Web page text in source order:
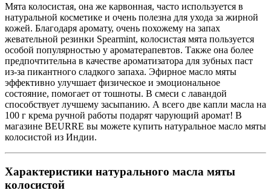
Мята колосистая, она же карвонная, часто используется в
натуральной косметике и очень полезна для ухода за жирной
кожей. Благодаря аромату, очень похожему на запах
жевательной резинки Spearmint, колосистая мята пользуется
особой популярностью у ароматерапевтов. Также она более
предпочтительна в качестве ароматизатора для зубных паст
из-за пикантного сладкого запаха. Эфирное масло мяты
эффективно улучшает физическое и эмоциональное
состояние, помогает от тошноты. В смеси с лавандой
способствует лучшему засыпанию. А всего две капли масла на
100 г крема ручной работы подарят чарующий аромат! В
магазине BEURRE вы можете купить натуральное масло мяты
колосистой из Индии.
Характеристики натурального масла мяты
колосистой